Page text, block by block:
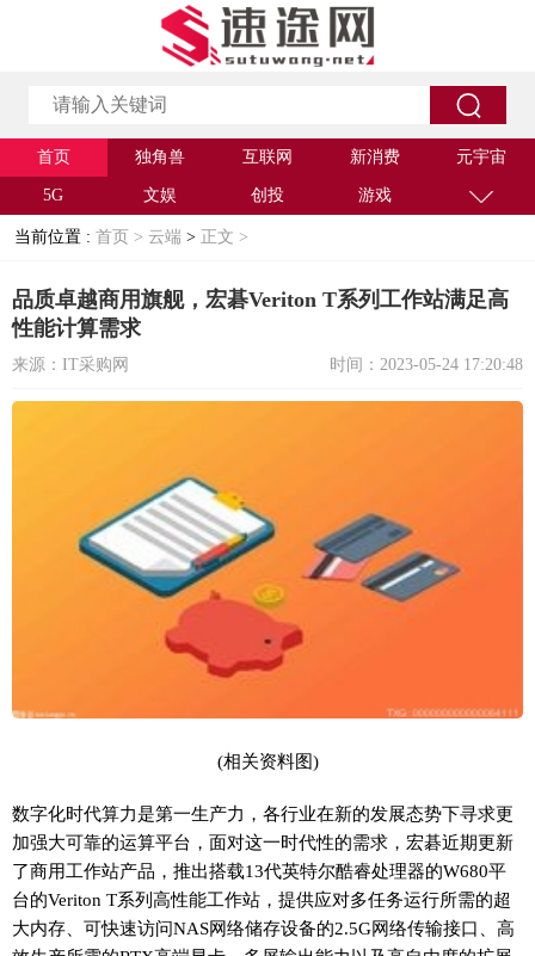
首页 独角兽 互联网 新消费 元宇宙
5G 文娱 创投 游戏
当前位置 : 首页 > 云端 > 正文 >
品质卓越商用旗舰，宏碁Veriton T系列工作站满足高
性能计算需求
来源：IT采购网 时间：2023-05-24 17:20:48
(相关资料图)
数字化时代算力是第一生产力，各行业在新的发展态势下寻求更
加强大可靠的运算平台，面对这一时代性的需求，宏碁近期更新
了商用工作站产品，推出搭载13代英特尔酷睿处理器的W680平
台的Veriton T系列高性能工作站，提供应对多任务运行所需的超
大内存、可快速访问NAS网络储存设备的2.5G网络传输接口、高